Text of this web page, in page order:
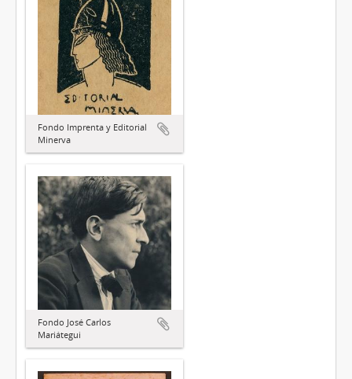
Fondo Imprenta y Editorial
Minerva
Fondo José Carlos
Mariátegui